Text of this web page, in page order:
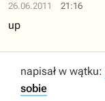
26.06.2011 21:16
up
napisał w wątku:
sobie